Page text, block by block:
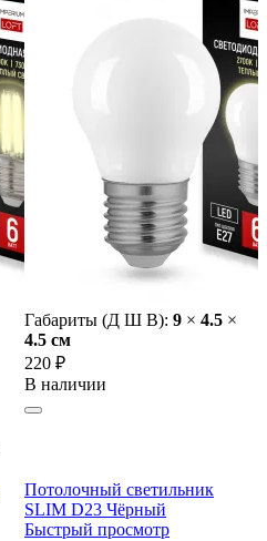
Габариты (Д Ш В): 9 × 4.5 ×
4.5 cм
220 ₽
В наличии
Потолочный светильник
SLIM D23 Чёрный
Быстрый просмотр